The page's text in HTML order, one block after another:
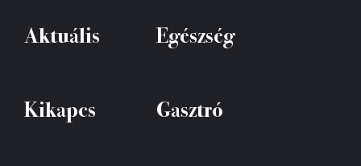
Aktuális Egészség
Kikapcs Gasztró